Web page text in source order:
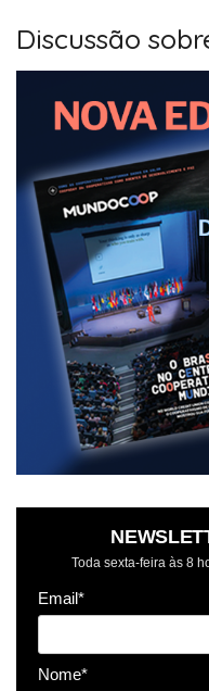
Discussão
Toda sexta-feira às 8
Email*
Nome*